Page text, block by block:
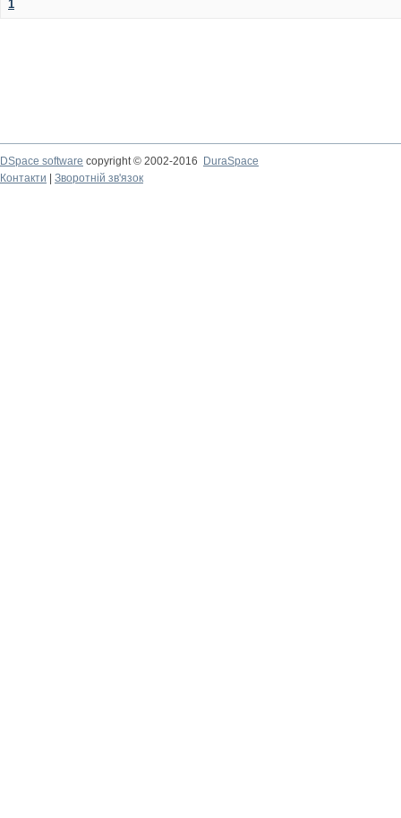
1
DSpace software copyright © 2002-2016
DuraSpace
Контакти
Зворотній зв'язок